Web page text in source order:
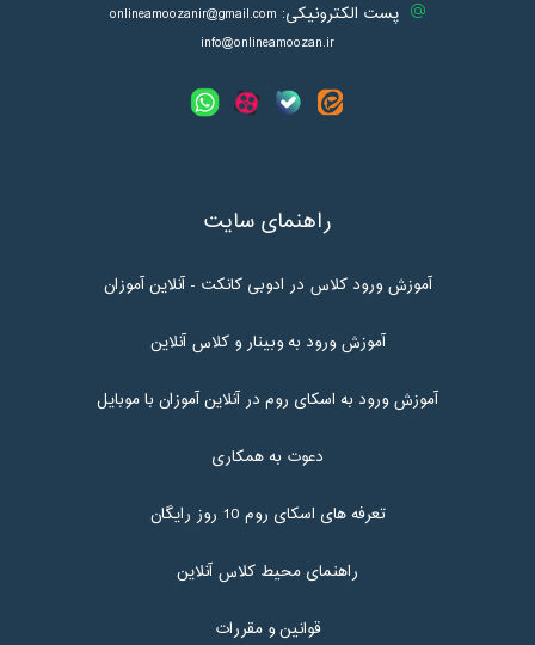
پست الکترونیکی: onlineamoozanir@gmail.com
info@onlineamoozan.ir
راهنمای سایت
آموزش ورود کلاس در ادوبی کانکت - آنلاین آموزان
آموزش ورود به وبینار و کلاس آنلاین
آموزش ورود به اسکای روم در آنلاین آموزان با موبایل
دعوت به همکاری
تعرفه های اسکای روم 10 روز رایگان
راهنمای محیط کلاس آنلاین
قوانین و مقررات